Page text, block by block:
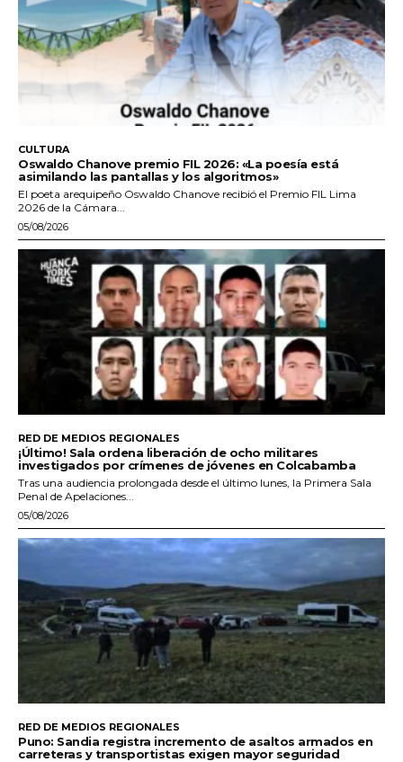
CULTURA
Oswaldo Chanove premio FIL 2026: «La poesía está
asimilando las pantallas y los algoritmos»
El poeta arequipeño Oswaldo Chanove recibió el Premio FIL Lima
2026 de la Cámara...
05/08/2026
RED DE MEDIOS REGIONALES
¡Último! Sala ordena liberación de ocho militares
investigados por crímenes de jóvenes en Colcabamba
Tras una audiencia prolongada desde el último lunes, la Primera Sala
Penal de Apelaciones...
05/08/2026
RED DE MEDIOS REGIONALES
Puno: Sandia registra incremento de asaltos armados en
carreteras y transportistas exigen mayor seguridad